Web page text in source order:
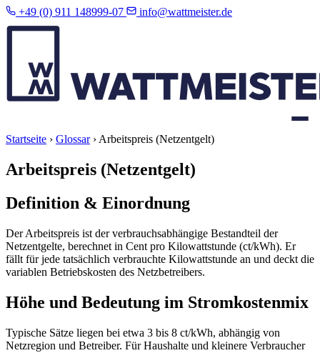
+49 (0) 911 148999-07 info@wattmeister.de
Startseite › Glossar› Arbeitspreis (Netzentgelt)
Arbeitspreis (Netzentgelt)
Definition & Einordnung
Der Arbeitspreis ist der verbrauchsabhängige Bestandteil der
Netzentgelte, berechnet in Cent pro Kilowattstunde (ct/kWh). Er
fällt für jede tatsächlich verbrauchte Kilowattstunde an und deckt die
variablen Betriebskosten des Netzbetreibers.
Höhe und Bedeutung im Stromkostenmix
Typische Sätze liegen bei etwa 3 bis 8 ct/kWh, abhängig von
Netzregion und Betreiber. Für Haushalte und kleinere Verbraucher